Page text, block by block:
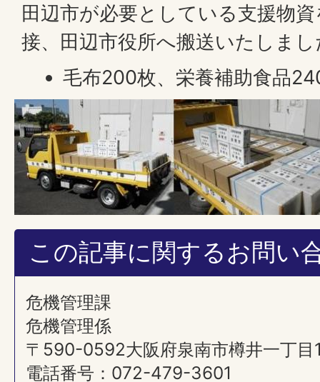
田辺市が必要としている支援物
接、田辺市役所へ搬送いたしま
毛布200枚、栄養補助食品
この記事に関するお問い
危機管理課
危機管理係
〒590-0592大阪府泉南市樽井一丁目
電話番号：072-479-3601